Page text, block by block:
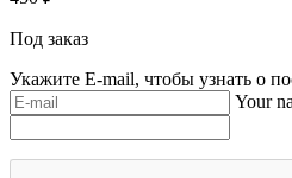
Под заказ
Укажите E-mail, чтобы узнать о
Your